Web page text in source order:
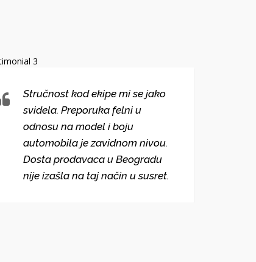
Stručnost kod ekipe mi se jako
svidela. Preporuka felni u
odnosu na model i boju
automobila je zavidnom nivou.
Dosta prodavaca u Beogradu
nije izašla na taj način u susret.